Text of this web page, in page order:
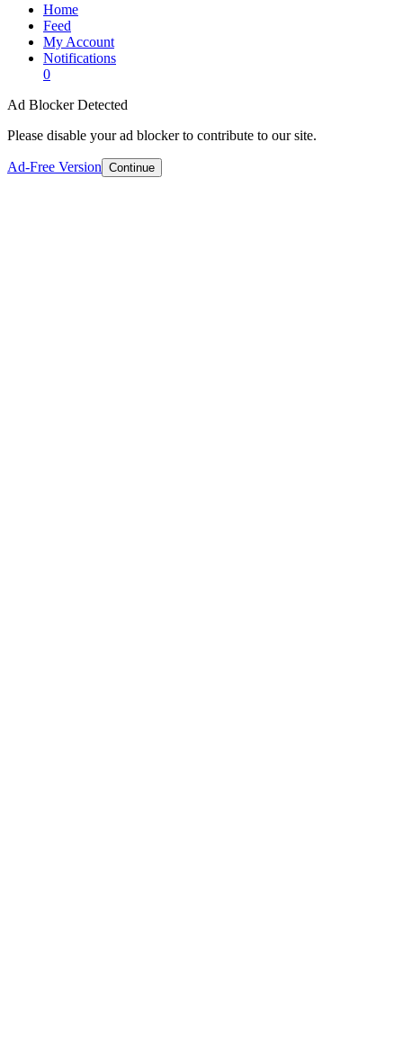
Home
Feed
My Account
Notifications
0
Ad Blocker Detected
Please disable your ad blocker to contribute to our site.
Ad-Free Version Continue